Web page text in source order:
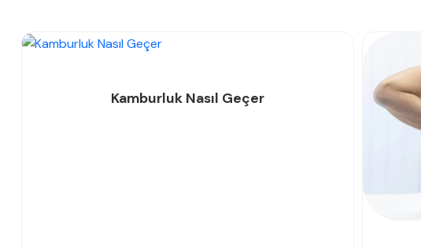
Kamburluk Nasıl Geçer